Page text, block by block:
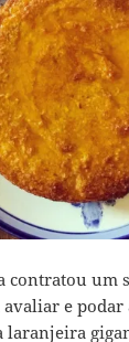
contratou um
e podar
laranjeira